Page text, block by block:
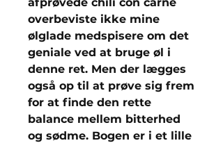
overbeviste ikke mine
ølglade medspisere om det
geniale ved at bruge øl i
denne ret. Men der lægges
også op til at prøve sig frem
for at finde den rette
balance mellem bitterhed
og sødme. Bogen er i et lille